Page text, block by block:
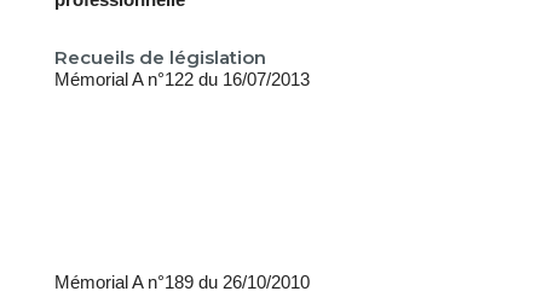
Recueils de législation
Mémorial A n°122 du 16/07/2013
Mémorial A n°189 du 26/10/2010